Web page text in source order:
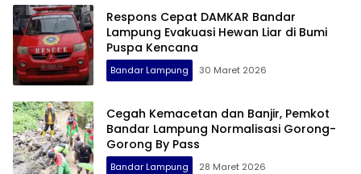
Respons Cepat DAMKAR Bandar
Lampung Evakuasi Hewan Liar di Bumi
Puspa Kencana
Bandar Lampung 30 Maret 2026
Cegah Kemacetan dan Banjir, Pemkot
Bandar Lampung Normalisasi Gorong-
Gorong By Pass
Bandar Lampung 28 Maret 2026